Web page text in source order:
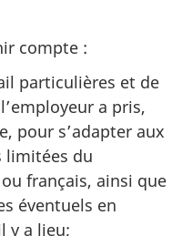
compte :
particulières et de
a pris,
pour s’adapter aux
limitées du
français, ainsi que
éventuels en
y a lieu;